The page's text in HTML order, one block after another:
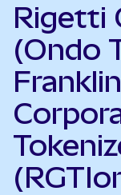
Rigetti
(Ondo